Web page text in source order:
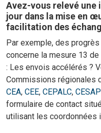
Avez-vous relevé une
jour dans la mise en
facilitation des
Par exemple, des
concerne la mesure 13
: Les envois accélérés ?
Commissions régionales
CEA, CEE, CEPALC, CESAP
formulaire de contact
utilisant les coordonnées